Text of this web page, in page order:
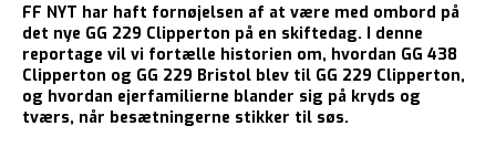
FF NYT har haft fornøjelsen af at være med ombord på
det nye GG 229 Clipperton på en skiftedag. I denne
reportage vil vi fortælle historien om, hvordan GG 438
Clipperton og GG 229 Bristol blev til GG 229 Clipperton,
og hvordan ejerfamilierne blander sig på kryds og
tværs, når besætningerne stikker til søs.